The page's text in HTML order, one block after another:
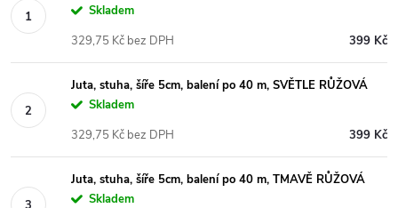
Skladem
399 Kč
329,75 Kč bez DPH
Juta, stuha, šíře 5cm, balení po 40 m, SVĚTLE RŮŽOVÁ
Skladem
399 Kč
329,75 Kč bez DPH
Juta, stuha, šíře 5cm, balení po 40 m, TMAVĚ RŮŽOVÁ
Skladem